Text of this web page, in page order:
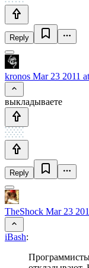
Reply
kronos Mar 23 2011
выкладываете
Reply
TheShock Mar 23
iBash: